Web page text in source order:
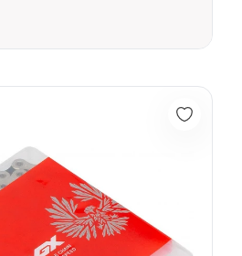
126 Links Ciclismo Mtb Enduro